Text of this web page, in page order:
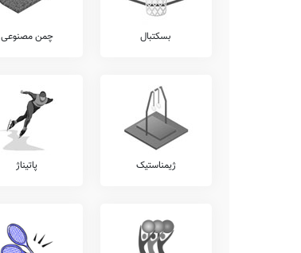
بسکتبال چمن مصنوعی
ژیمناستیک پاتیناژ